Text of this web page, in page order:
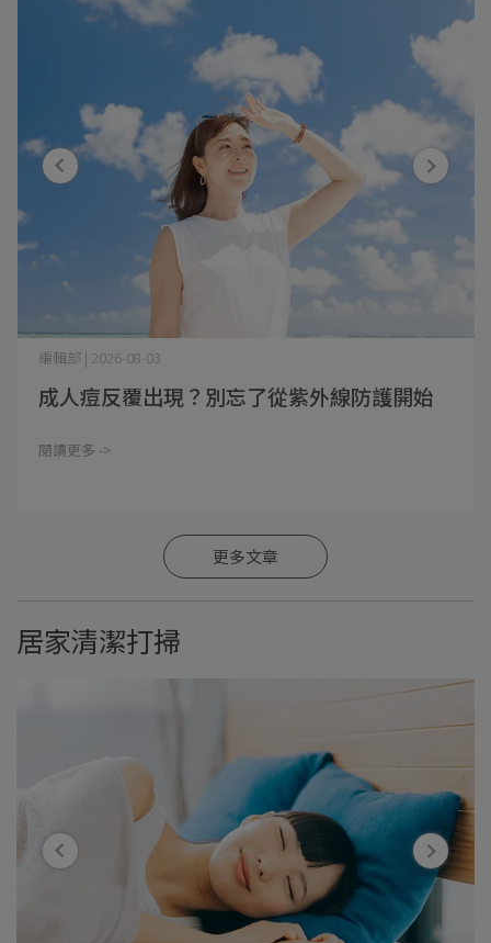
編輯部 | 2026-08-03
成人痘反覆出現？別忘了從紫外線防護開始
閱讀更多 ->
更多文章
居家清潔打掃